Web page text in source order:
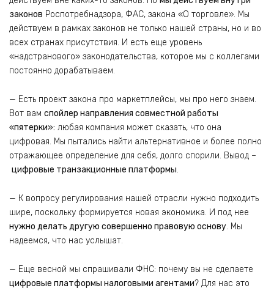
законов Роспотребнадзора, ФАС, закона «О торговле». Мы
действуем в рамках законов не только нашей страны, но и во
всех странах присутствия. И есть еще уровень
«надстранового» законодательства, которое мы с коллегами
постоянно дорабатываем.
— Есть проект закона про маркетплейсы, мы про него знаем.
Вот вам спойлер направления совместной работы
«пятерки»: любая компания может сказать, что она
цифровая. Мы пытались найти альтернативное и более полно
отражающее определение для себя, долго спорили. Вывод –
цифровые транзакционные платформы.
— К вопросу регулирования нашей отрасли нужно подходить
шире, поскольку формируется новая экономика. И под нее
нужно делать другую совершенно правовую основу. Мы
надеемся, что нас услышат.
— Еще весной мы спрашивали ФНС: почему вы не сделаете
цифровые платформы налоговыми агентами? Для нас это